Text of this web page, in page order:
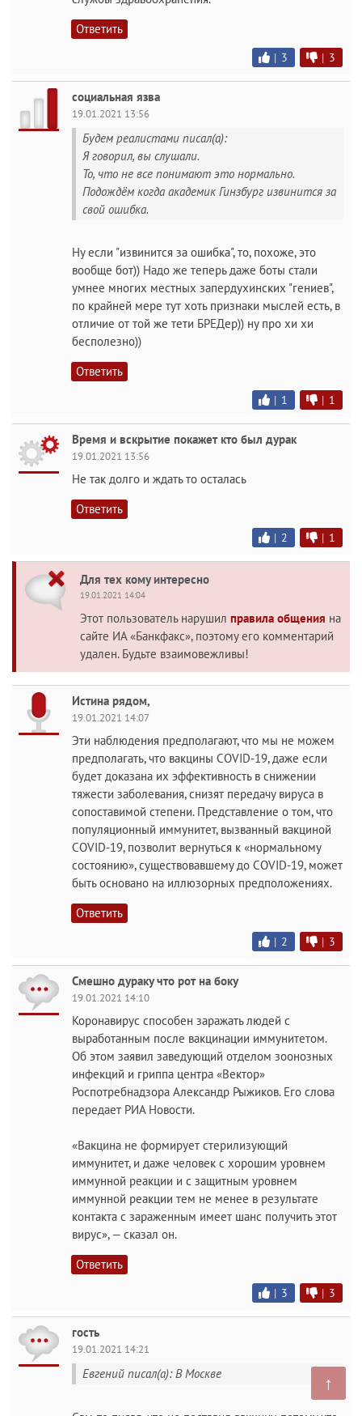
Ответить
| 3 | 3
социальная язва
19.01.2021 13:56
Будем реалистами писал(а):
Я говорил, вы слушали.
То, что не все понимают это нормально.
Подождём когда академик Гинзбург извинится за
свой ошибка.
Ну если "извинится за ошибка", то, похоже, это
вообще бот)) Надо же теперь даже боты стали
умнее многих местных запердухинских "гениев",
по крайней мере тут хоть признаки мыслей есть, в
отличие от той же тети БРЕДер)) ну про хи хи
бесполезно))
Ответить
| 1 | 1
Время и вскрытие покажет кто был дурак
19.01.2021 13:56
Не так долго и ждать то осталась
Ответить
| 2 | 1
Для тех кому интересно
19.01.2021 14:04
Этот пользователь нарушил правила общения на
сайте ИА «Банкфакс», поэтому его комментарий
удален. Будьте взаимовежливы!
Истина рядом,
19.01.2021 14:07
Эти наблюдения предполагают, что мы не можем
предполагать, что вакцины COVID-19, даже если
будет доказана их эффективность в снижении
тяжести заболевания, снизят передачу вируса в
сопоставимой степени. Представление о том, что
популяционный иммунитет, вызванный вакциной
COVID-19, позволит вернуться к «нормальному
состоянию», существовавшему до COVID-19, может
быть основано на иллюзорных предположениях.
Ответить
| 2 | 3
Смешно дураку что рот на боку
19.01.2021 14:10
Коронавирус способен заражать людей с
выработанным после вакцинации иммунитетом.
Об этом заявил заведующий отделом зоонозных
инфекций и гриппа центра «Вектор»
Роспотребнадзора Александр Рыжиков. Его слова
передает РИА Новости.
«Вакцина не формирует стерилизующий
иммунитет, и даже человек с хорошим уровнем
иммунной реакции и с защитным уровнем
иммунной реакции тем не менее в результате
контакта с зараженным имеет шанс получить этот
вирус», — сказал он.
Ответить
| 3 | 3
гость
19.01.2021 14:21
Евгений писал(а): В Москве ↑